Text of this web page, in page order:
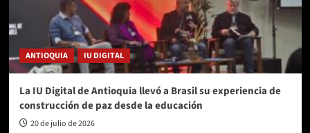
ANTIOQUIA IU DIGITAL
La IU Digital de Antioquia llevó a Brasil su experiencia de
construcción de paz desde la educación
20 de julio de 2026